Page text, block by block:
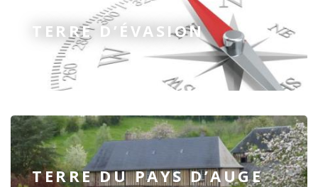
TERRE D’ÉVASION
TERRE DU PAYS D’AUGE